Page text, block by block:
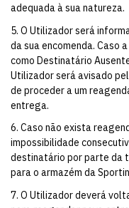
adequada à sua natureza.
5. O Utilizador será
da sua encomenda. Caso
como Destinatário
Utilizador será avisado
de proceder a um
entrega.
6. Caso não exista
impossibilidade
destinatário por parte da
para o armazém da
7. O Utilizador deverá